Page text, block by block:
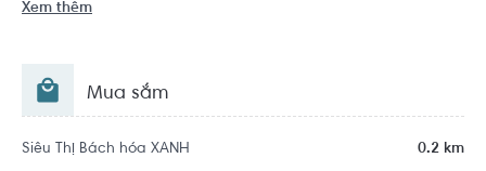
Xem thêm
Mua sắm
Siêu Thị Bách hóa XANH 0.2 km